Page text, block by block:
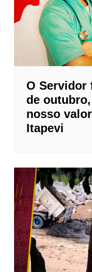
O Servidor
de
nosso
Itapevi